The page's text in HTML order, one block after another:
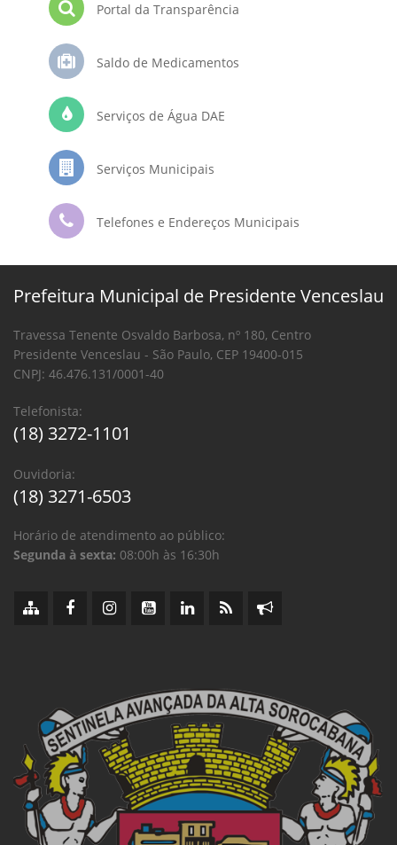
Portal da Transparência
Saldo de Medicamentos
Serviços de Água DAE
Serviços Municipais
Telefones e Endereços Municipais
Prefeitura Municipal de Presidente Venceslau
Travessa Tenente Osvaldo Barbosa, nº 180, Centro
Presidente Venceslau - São Paulo, CEP 19400-015
CNPJ: 46.476.131/0001-40
Telefonista:
(18) 3272-1101
Ouvidoria:
(18) 3271-6503
Horário de atendimento ao público:
Segunda à sexta: 08:00h às 16:30h